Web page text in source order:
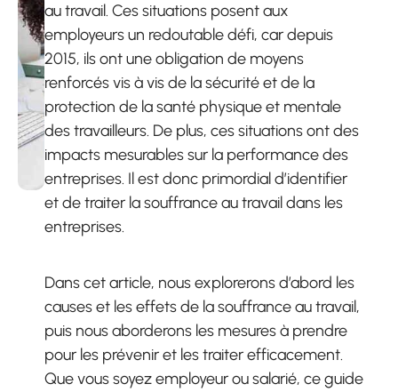
au travail. Ces situations posent aux
employeurs un redoutable défi, car depuis
2015, ils ont une obligation de moyens
renforcés vis à vis de la sécurité et de la
protection de la santé physique et mentale
des travailleurs. De plus, ces situations ont des
impacts mesurables sur la performance des
entreprises. Il est donc primordial d’identifier
et de traiter la souffrance au travail dans les
entreprises.
Dans cet article, nous explorerons d’abord les
causes et les effets de la souffrance au travail,
puis nous aborderons les mesures à prendre
pour les prévenir et les traiter efficacement.
Que vous soyez employeur ou salarié, ce guide